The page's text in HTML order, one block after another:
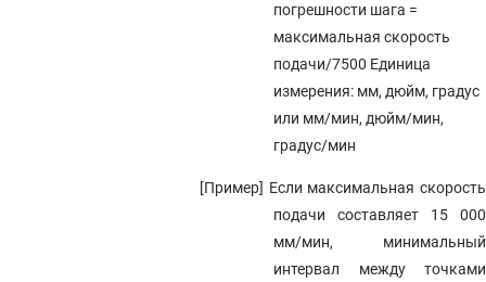
погрешности шага =
максимальная скорость
подачи/7500 Единица
измерения: мм, дюйм, градус
или мм/мин, дюйм/мин,
градус/мин
[Пример] Если максимальная скорость
подачи составляет 15 000
мм/мин, минимальный
интервал между точками